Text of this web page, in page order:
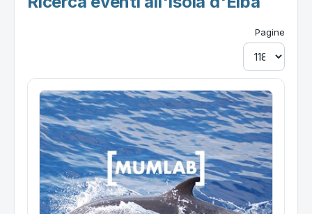
Pagine